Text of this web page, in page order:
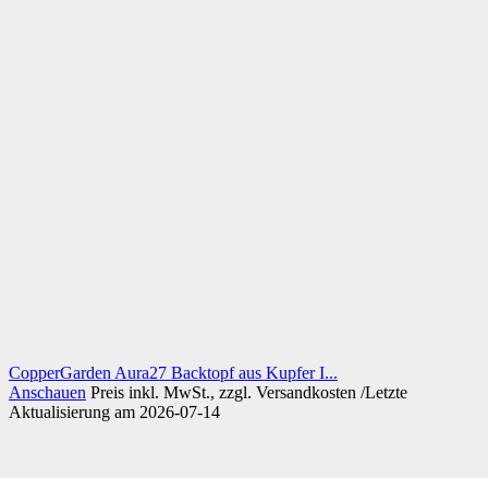
CopperGarden Aura27 Backtopf aus Kupfer I...
Anschauen Preis inkl. MwSt., zzgl. Versandkosten /Letzte
Aktualisierung am 2026-07-14